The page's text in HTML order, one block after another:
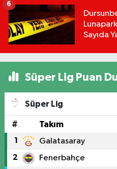
Sayıda
6
Süper Lig Puan
Süper Lig
# Takım
1 Galatasaray
2 Fenerbahçe